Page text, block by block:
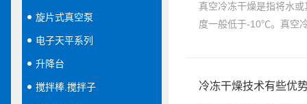
旋片式真空泵
电子天平系列
升降台
搅拌棒.搅拌子
真空冷冻干燥是指将水
度一般低于-10℃。真空
冷冻干燥技术有些优